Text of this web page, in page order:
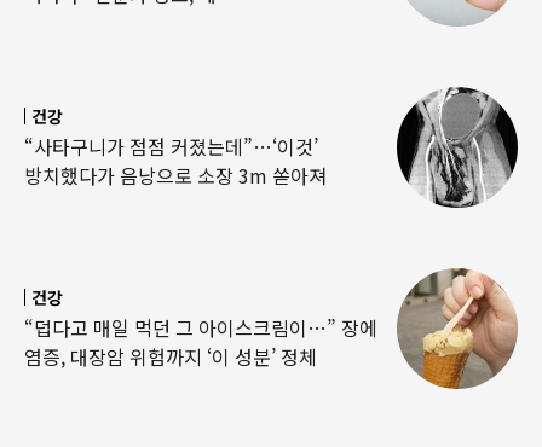
건강
“사타구니가 점점 커졌는데”…‘이것’
방치했다가 음낭으로 소장 3m 쏟아져
건강
“덥다고 매일 먹던 그 아이스크림이…” 장에
염증, 대장암 위험까지 ‘이 성분’ 정체